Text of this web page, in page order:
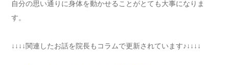
自分の思い通りに身体を動かせることがとても大事になりま
す。
↓↓↓↓関連したお話を院長もコラムで更新されています♪↓↓↓↓